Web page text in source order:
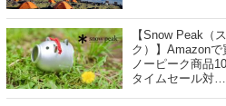
【Snow Peak（
ク）】Amazonで
ノーピーク商品
タイムセール対…